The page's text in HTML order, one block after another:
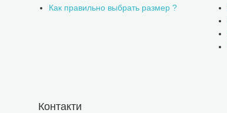
Как правильно выбрать размер ?
Контакти